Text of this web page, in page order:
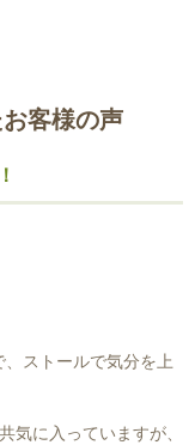
客様の声
ストールで気分を上
気に入っていますが、